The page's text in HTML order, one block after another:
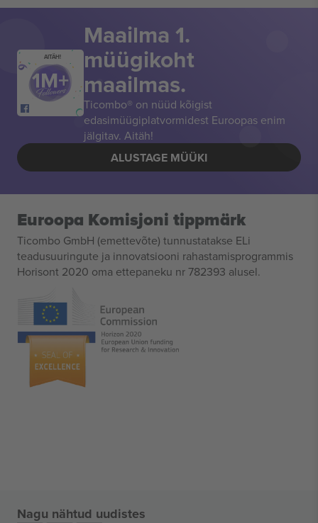
AITÄH!
Maailma 1.
müügikoht
maailmas.
Ticombo® on nüüd kõigist
edasimüügiplatvormidest Euroopas enim
jälgitav. Aitäh!
ALUSTAGE MÜÜKI
Euroopa Komisjoni tippmärk
Ticombo GmbH (emettevõte) tunnustatakse ELi
teadusuuringute ja innovatsiooni rahastamisprogrammis
Horisont 2020 oma ettepaneku nr 782393 alusel.
Nagu nähtud uudistes